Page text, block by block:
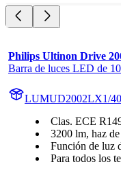
Philips Ultinon Drive
Barra de luces LED de 10
LUMUD2002LX1/40
Clas. ECE
3200 lm, haz
Función de luz
Para todos los